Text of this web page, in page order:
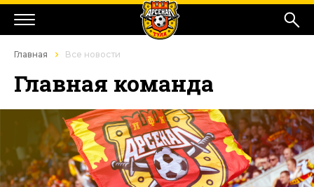
Главная Все новости
Главная команда